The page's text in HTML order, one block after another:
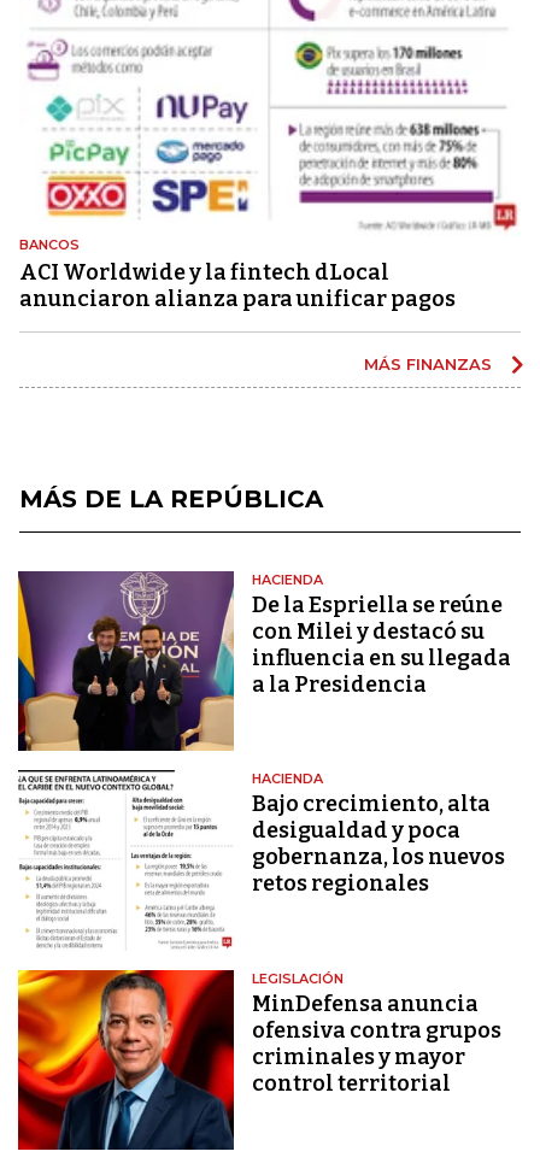
BANCOS
ACI Worldwide y la fintech dLocal
anunciaron alianza para unificar pagos
MÁS FINANZAS
MÁS DE LA REPÚBLICA
HACIENDA
De la Espriella se reúne
con Milei y destacó su
influencia en su llegada
a la Presidencia
HACIENDA
Bajo crecimiento, alta
desigualdad y poca
gobernanza, los nuevos
retos regionales
LEGISLACIÓN
MinDefensa anuncia
ofensiva contra grupos
criminales y mayor
control territorial